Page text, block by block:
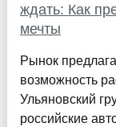
ждать: Как
мечты
Рынок
возможность
Ульяновский
российские